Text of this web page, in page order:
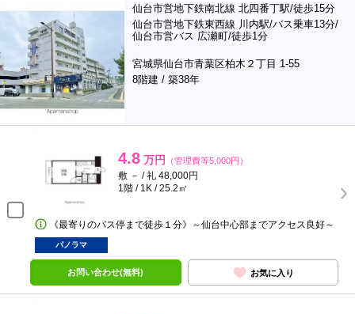
仙台市営地下鉄南北線 北四番丁駅/徒歩15分
仙台市営地下鉄東西線 川内駅/バス乗車13分/
仙台市営バス 広瀬町/徒歩1分
宮城県仙台市青葉区柏木２丁目 1-55
8階建 / 築38年
4.8 万円 （管理費等5,000円）
敷 － / 礼 48,000円
1階 / 1K / 25.2㎡
《最寄りのバス停まで徒歩１分》～仙台中心部までアクセス良好～
パノラマ
お問い合わせ(無料) お気に入り